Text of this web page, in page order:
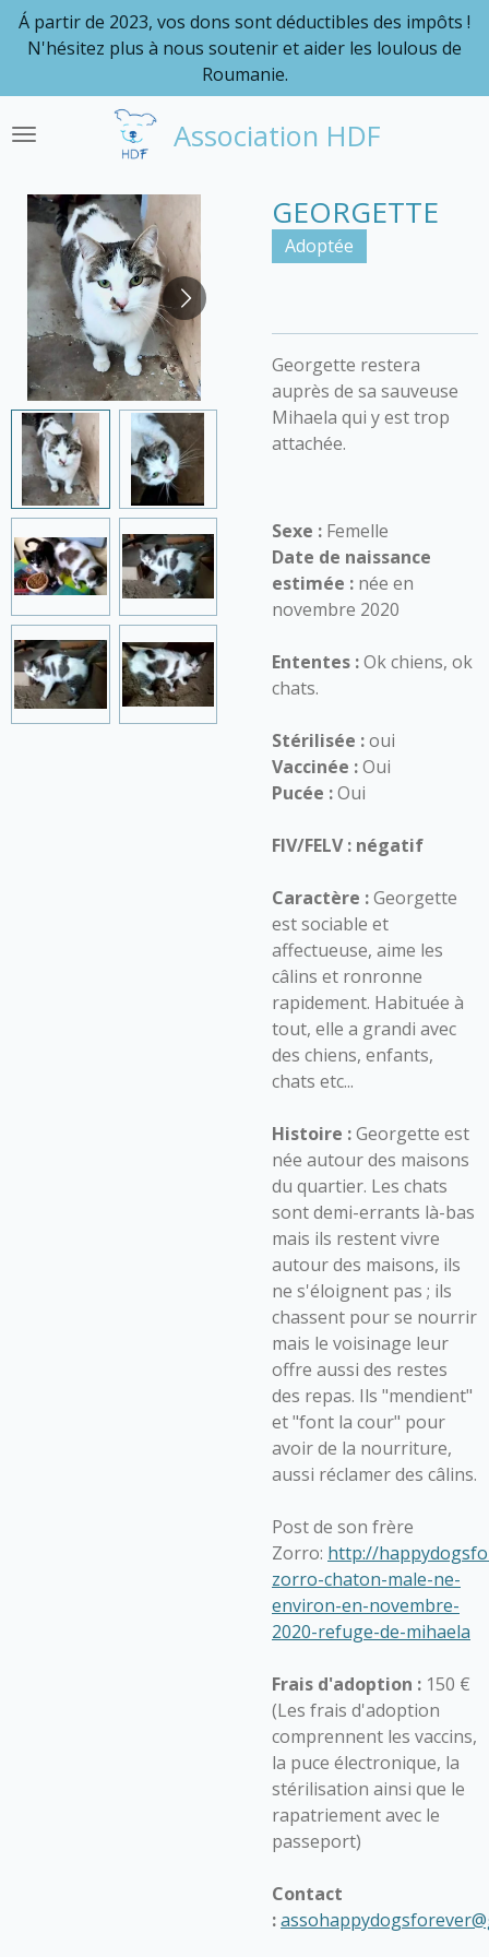
Passer
principal
Association HDF
Á partir de 2023, vos dons sont déductibles des impôts !
N'hésitez plus à nous soutenir et aider les loulous de
Roumanie.
GEORGETTE
Adoptée
Georgette restera
auprès de sa sauveuse
Mihaela qui y est trop
attachée.
Sexe : Femelle
Date de naissance
estimée : née en
novembre 2020
Ententes :Ok chiens, ok
chats.
Stérilisée :oui
Vaccinée :Oui
Pucée :Oui
FIV/FELV : négatif
Caractère :Georgette
est sociable et
affectueuse, aime les
câlins et ronronne
rapidement. Habituée à
tout, elle a grandi avec
des chiens, enfants,
chats etc...
Histoire :Georgette est
née autour des maisons
du quartier. Les chats
sont demi-errants là-bas
mais ils restent vivre
autour des maisons, ils
ne s'éloignent pas ; ils
chassent pour se nourrir
mais le voisinage leur
offre aussi des restes
des repas. Ils "mendient"
et "font la cour" pour
avoir de la nourriture,
aussi réclamer des câlins.
Post de son frère
Zorro: http://
zorro-chaton-male-ne-
environ-en-novembre-
2020-refuge-de-mihaela
Frais d'adoption : 150 €
(Les frais d'adoption
comprennent les vaccins,
la puce électronique, la
stérilisation ainsi que le
rapatriement avec le
passeport)
Contact
: